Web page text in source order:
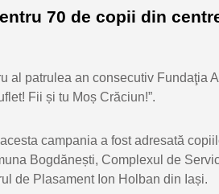
70 de copii din
al patrulea an consecutiv Fundaţia
Fii și tu Moș Crăciun!”.
campania a fost adresată
Bogdănești, Complexul de
de Plasament Ion Holban din Iași.